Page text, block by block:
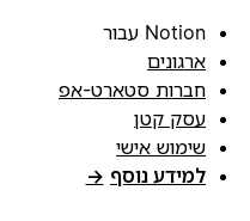
Notion עבור
ארגונים
חברות סטארט-אפ
עסק קטן
שימוש אישי
למידע נוסף →